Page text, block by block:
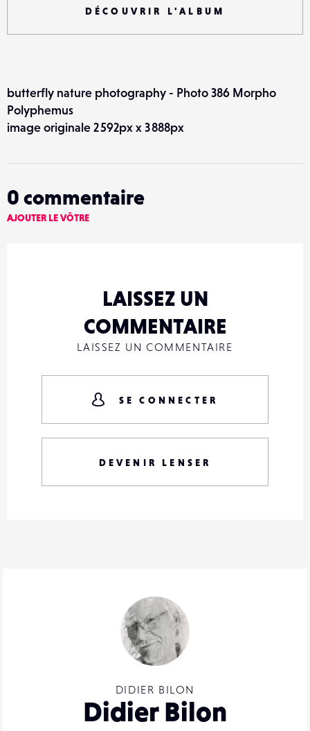
DÉCOUVRIR L'ALBUM
DIDIER BILON
Didier Bilon
butterfly nature photography - Photo 386 Morpho
Polyphemus
image originale 2 592px x 3 888px
0 commentaire
AJOUTER LE VÔTRE
LAISSEZ UN
COMMENTAIRE
LAISSEZ UN COMMENTAIRE
SE CONNECTER
DEVENIR LENSER